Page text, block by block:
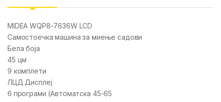
MIDEA WQP8-7636W LCD
Самостоечка машина за миење садови
Бела боја
45 цм
9 комплети
ЛЦД Дисплеј
6 програми (Автоматска 45-65